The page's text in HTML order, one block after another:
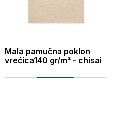
Mala pamučna poklon
vrećica140 gr/m² - chisai